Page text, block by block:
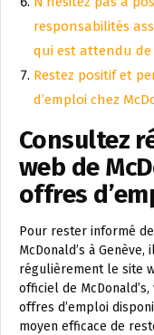
responsabilités
qui est attendu de
Restez positif et
d’emploi chez
Consultez
web de
offres
Pour rester informé
McDonald’s à
régulièrement le site
officiel de
offres d’emploi
moyen efficace de